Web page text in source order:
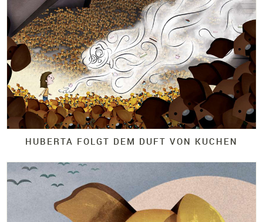
HUBERTA FOLGT DEM DUFT VON KUCHEN